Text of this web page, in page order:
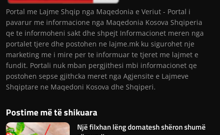
Portal me Lajme Shqip nga Maqedonia e Veriut - Portal i
pavarur me informacione nga Maqedonia Kosova Shqiperia
qe te informoheni sakt dhe shpejt Informacionet meren nga
portalet tjere dhe postohen ne lajme.mk ku sigurohet nje
marketing me i mire per te informuar te tjeret me lajmet e
fundit. Portali nuk mban pergjithesi mbi informacionet qe
postohen sepse gjithcka meret nga Agjensite e Lajmeve
Shqiptare ne Maqedoni Kosova dhe Shqiperi.
Postime më të shikuara
Një filxhan lëng domatesh shëron shumë